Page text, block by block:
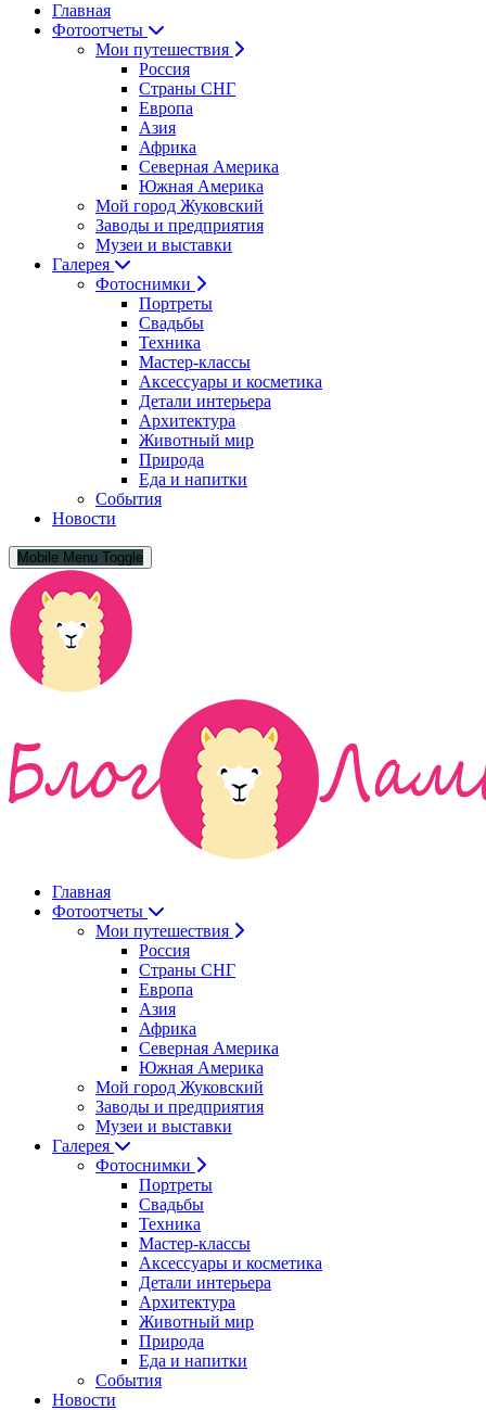
Главная
Фотоотчеты
Мои путешествия
Россия
Страны СНГ
Европа
Азия
Африка
Северная Америка
Южная Америка
Мой город Жуковский
Заводы и предприятия
Музеи и выставки
Галерея
Фотоснимки
Портреты
Свадьбы
Техника
Мастер-классы
Аксессуары и косметика
Детали интерьера
Архитектура
Животный мир
Природа
Еда и напитки
События
Новости
Mobile Menu Toggle
Главная
Фотоотчеты
Мои путешествия
Россия
Страны СНГ
Европа
Азия
Африка
Северная Америка
Южная Америка
Мой город Жуковский
Заводы и предприятия
Музеи и выставки
Галерея
Фотоснимки
Портреты
Свадьбы
Техника
Мастер-классы
Аксессуары и косметика
Детали интерьера
Архитектура
Животный мир
Природа
Еда и напитки
События
Новости